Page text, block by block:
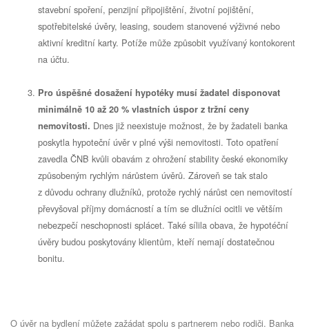
stavební spoření, penzijní připojištění, životní pojištění,
spotřebitelské úvěry, leasing, soudem stanovené výživné nebo
aktivní kreditní karty. Potíže může způsobit využívaný kontokorent
na účtu.
Pro úspěšné dosažení hypotéky musí žadatel disponovat
minimálně 10 až 20 % vlastních úspor z tržní ceny
nemovitosti. Dnes již neexistuje možnost, že by žadateli banka
poskytla hypoteční úvěr v plné výši nemovitosti. Toto opatření
zavedla ČNB kvůli obavám z ohrožení stability české ekonomiky
způsobeným rychlým nárůstem úvěrů. Zároveň se tak stalo
z důvodu ochrany dlužníků, protože rychlý nárůst cen nemovitostí
převyšoval příjmy domácností a tím se dlužníci ocitli ve větším
nebezpečí neschopnosti splácet. Také sílila obava, že hypotéční
úvěry budou poskytovány klientům, kteří nemají dostatečnou
bonitu.
O úvěr na bydlení můžete zažádat spolu s partnerem nebo rodiči. Banka